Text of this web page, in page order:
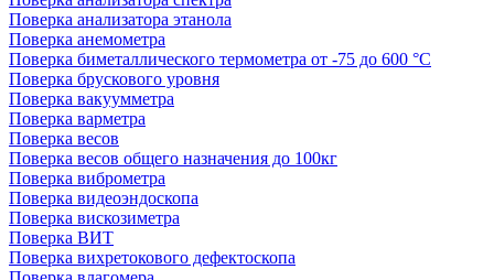
Поверка анализатора этанола
Поверка анемометра
Поверка биметаллического термометра от -75 до 600 °С
Поверка брускового уровня
Поверка вакуумметра
Поверка варметра
Поверка весов
Поверка весов общего назначения до 100кг
Поверка виброметра
Поверка видеоэндоскопа
Поверка вискозиметра
Поверка ВИТ
Поверка вихретокового дефектоскопа